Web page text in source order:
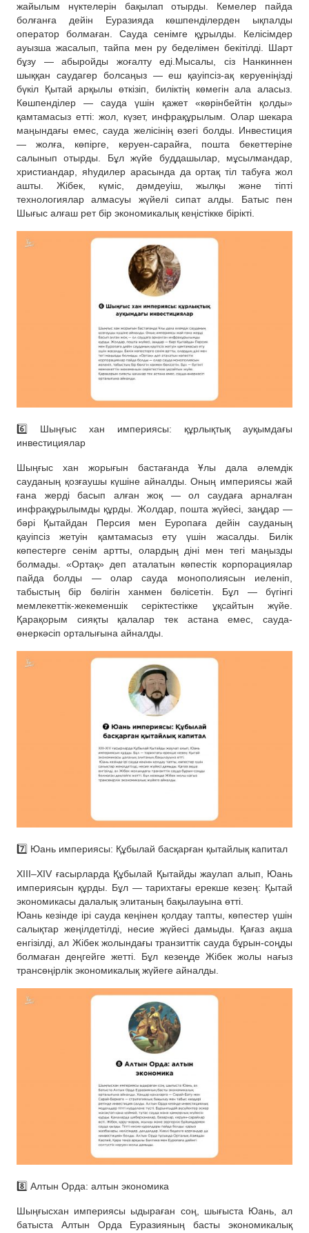
жайылым нүктелерін бақылап отырды. Кемелер пайда
болғанға дейін Еуразияда көшпенділерден ықпалды
оператор болмаған. Сауда сенімге құрылды. Келісімдер
ауызша жасалып, тайпа мен ру беделімен бекітілді. Шарт
бұзу — абыройды жоғалту еді.Мысалы, сіз Нанкиннен
шыққан саудагер болсаңыз — еш қауіпсіз-ақ керуеніңізді
бүкіл Қытай арқылы өткізіп, биліктің көмегін ала аласыз.
Көшпенділер — сауда үшін қажет «көрінбейтін қолды»
қамтамасыз етті: жол, күзет, инфрақұрылым. Олар шекара
маңындағы емес, сауда желісінің өзегі болды. Инвестиция
— жолға, көпірге, керуен-сарайға, пошта бекеттеріне
салынып отырды. Бұл жүйе буддашылар, мұсылмандар,
христиандар, яһудилер арасында да ортақ тіл табуға жол
ашты. Жібек, күміс, дәмдеуіш, жылқы және тіпті
технологиялар алмасуы жүйелі сипат алды. Батыс пен
Шығыс алғаш рет бір экономикалық кеңістікке бірікті.
6️⃣ Шыңғыс хан империясы: құрлықтық ауқымдағы
инвестициялар
Шыңғыс хан жорығын бастағанда Ұлы дала әлемдік
сауданың қозғаушы күшіне айналды. Оның империясы жай
ғана жерді басып алған жоқ — ол саудаға арналған
инфрақұрылымды құрды. Жолдар, пошта жүйесі, заңдар —
бәрі Қытайдан Персия мен Еуропаға дейін сауданың
қауіпсіз жетуін қамтамасыз ету үшін жасалды. Билік
көпестерге сенім артты, олардың діні мен тегі маңызды
болмады. «Ортақ» деп аталатын көпестік корпорациялар
пайда болды — олар сауда монополиясын иеленіп,
табыстың бір бөлігін ханмен бөлісетін. Бұл — бүгінгі
мемлекеттік-жекеменшік серіктестікке ұқсайтын жүйе.
Қарақорым сияқты қалалар тек астана емес, сауда-
өнеркәсіп орталығына айналды.
7️⃣ Юань империясы: Құбылай басқарған қытайлық капитал
XIII–XIV ғасырларда Құбылай Қытайды жаулап алып, Юань
империясын құрды. Бұл — тарихтағы ерекше кезең: Қытай
экономикасы далалық элитаның бақылауына өтті.
Юань кезінде ірі сауда кеңінен қолдау тапты, көпестер үшін
салықтар жеңілдетілді, несие жүйесі дамыды. Қағаз ақша
енгізілді, ал Жібек жолындағы транзиттік сауда бұрын-соңды
болмаған деңгейге жетті. Бұл кезеңде Жібек жолы нағыз
трансөңірлік экономикалық жүйеге айналды.
8️⃣ Алтын Орда: алтын экономика
Шыңғысхан империясы ыдыраған соң, шығыста Юань, ал
батыста Алтын Орда Еуразияның басты экономикалық